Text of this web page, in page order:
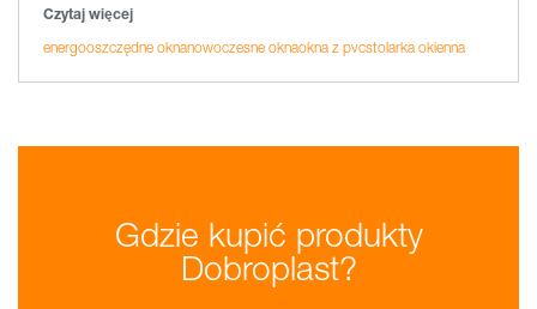
Czytaj więcej
energooszczędne oknanowoczesne oknaokna z pvcstolarka okienna
Gdzie kupić produkty
Dobroplast?